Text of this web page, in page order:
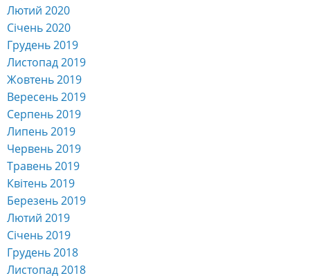
Лютий 2020
Січень 2020
Грудень 2019
Листопад 2019
Жовтень 2019
Вересень 2019
Серпень 2019
Липень 2019
Червень 2019
Травень 2019
Квітень 2019
Березень 2019
Лютий 2019
Січень 2019
Грудень 2018
Листопад 2018